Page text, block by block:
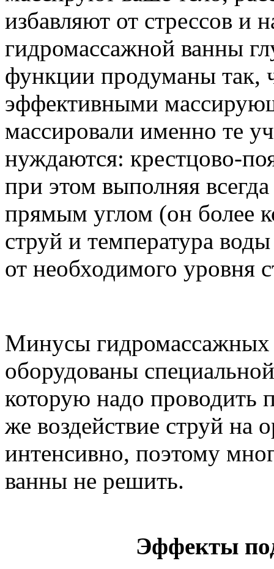
избавляют от стрессов и
гидромассажной ванны
функции продуманы так,
эффективными
массировали именно те
нуждаются: крестцово-
при этом выполняя
прямым углом (он более
струй и температура
от необходимого уровня
Минусы
оборудованы
которую надо проводить
же воздействие струй на
интенсивно, поэтому
ванны не решить.
Эффекты